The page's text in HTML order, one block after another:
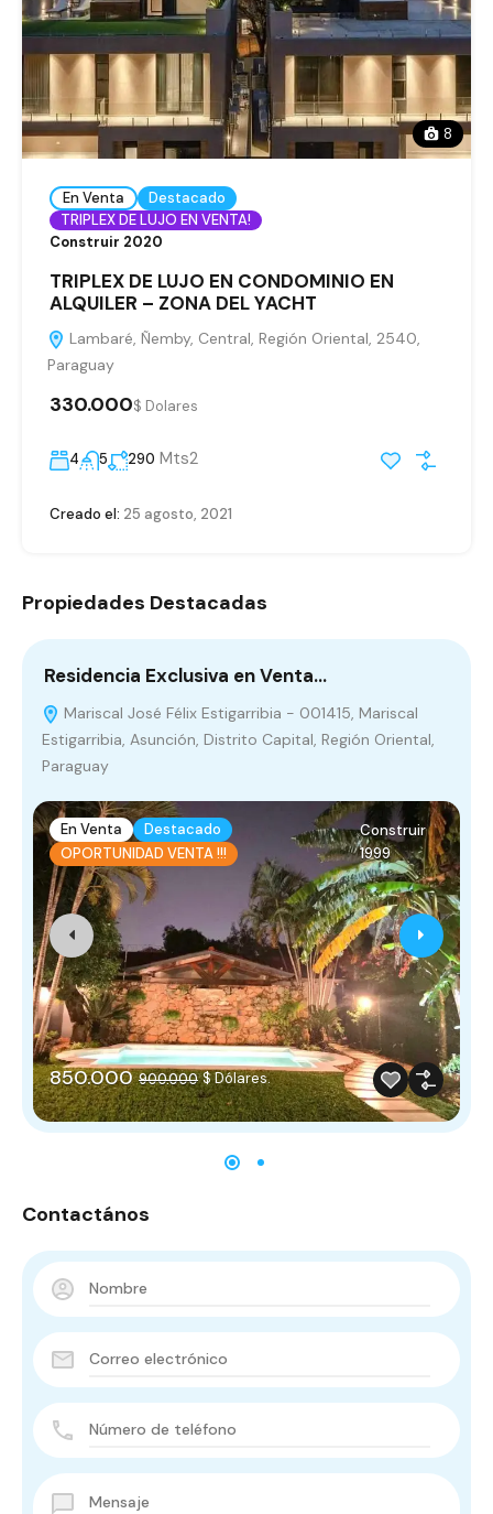
8
En Venta
Destacado
TRIPLEX DE LUJO EN VENTA!
Construir 2020
TRIPLEX DE LUJO EN CONDOMINIO EN
ALQUILER – ZONA DEL YACHT
Lambaré, Ñemby, Central, Región Oriental, 2540,
Paraguay
330.000$ Dolares
4 5 290 Mts2
Creado el: 25 agosto, 2021
Propiedades Destacadas
Residencia Exclusiva en Venta…
Mariscal José Félix Estigarribia - 001415, Mariscal
Estigarribia, Asunción, Distrito Capital, Región Oriental,
Paraguay
En Venta
Destacado
OPORTUNIDAD VENTA !!!
Construir
1999
850.000 900.000 $ Dólares.
Contactános